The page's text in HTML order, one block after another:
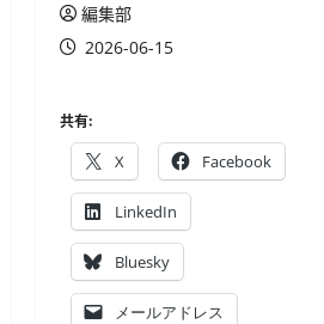
編集部
2026-06-15
共有:
X Facebook
LinkedIn
Bluesky
メールアドレス